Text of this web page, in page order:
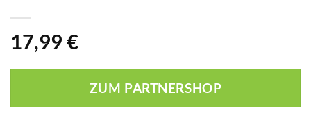
17,99 €
ZUM PARTNERSHOP